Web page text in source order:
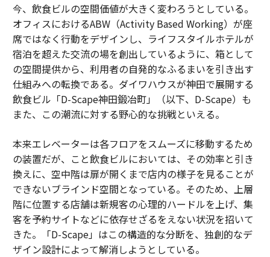
今、飲食ビルの空間価値が大きく変わろうとしている。
オフィスにおけるABW（Activity Based Working）が座
席ではなく行動をデザインし、ライフスタイルホテルが
宿泊を超えた交流の場を創出しているように、箱として
の空間提供から、利用者の自発的なふるまいを引き出す
仕組みへの転換である。ダイワハウスが神田で展開する
飲食ビル「D-Scape神田鍛冶町」（以下、D-Scape）も
また、この潮流に対する野心的な挑戦といえる。
本来エレベーターは各フロアをスムーズに移動するため
の装置だが、こと飲食ビルにおいては、その効率と引き
換えに、空中階は扉が開くまで店内の様子を見ることが
できないブラインド空間となっている。そのため、上層
階に位置する店舗は新規客の心理的ハードルを上げ、集
客を予約サイトなどに依存せざるをえない状況を招いて
きた。「D-Scape」はこの構造的な分断を、独創的なデ
ザイン設計によって解消しようとしている。